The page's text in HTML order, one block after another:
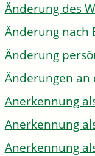
Änderung des
Änderung nach
Änderung
Änderungen an
Anerkennung
Anerkennung
Anerkennung